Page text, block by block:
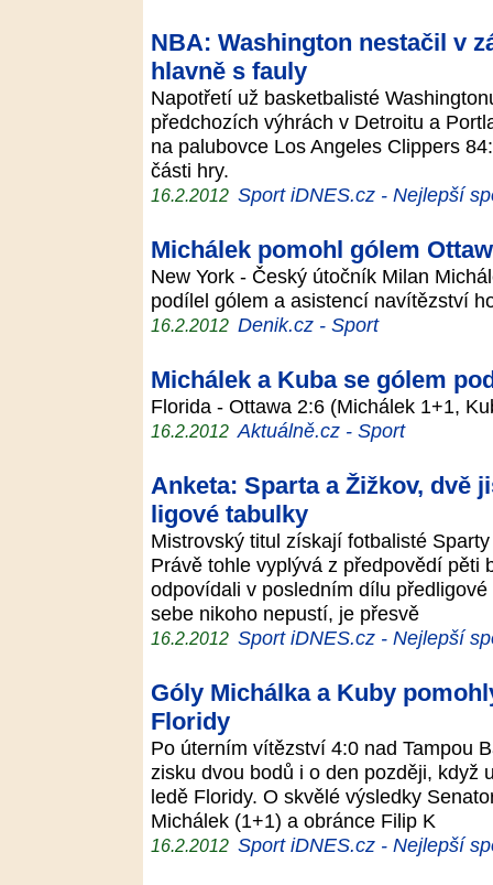
NBA: Washington nestačil v
hlavně s fauly
Napotřetí už basketbalisté
předchozích výhrách v Detroitu a
na palubovce Los Angeles Clippers
části hry.
16.2.2012 Sport iDNES.cz - Nejlepší
Michálek pomohl gólem
New York - Český útočník Milan
podílel gólem a asistencí navítězství
16.2.2012 Denik.cz - Sport
Michálek a Kuba se gólem
Florida - Ottawa 2:6 (Michálek 1+1,
16.2.2012 Aktuálně.cz - Sport
Anketa: Sparta a Žižkov, dvě
ligové tabulky
Mistrovský titul získají fotbalisté
Právě tohle vyplývá z předpovědí pěti
odpovídali v posledním dílu
sebe nikoho nepustí, je přesvě
16.2.2012 Sport iDNES.cz - Nejlepší
Góly Michálka a Kuby
Floridy
Po úterním vítězství 4:0 nad Tampou
zisku dvou bodů i o den později, když
ledě Floridy. O skvělé výsledky
Michálek (1+1) a obránce Filip K
16.2.2012 Sport iDNES.cz - Nejlepší